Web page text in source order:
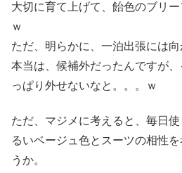
大切に育て上げて、飴色のブリ
ｗ
ただ、明らかに、一泊出張には
本当は、候補外だったんですが
っぱり外せないなと。。。ｗ
ただ、マジメに考えると、毎日
るいベージュ色とスーツの相性
うか。